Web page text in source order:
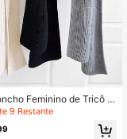
Feminino de Tricô c
Agasalho Versátil e Que
Inverno, Lenço Fe
Vestido, Essencial para
9 Restante